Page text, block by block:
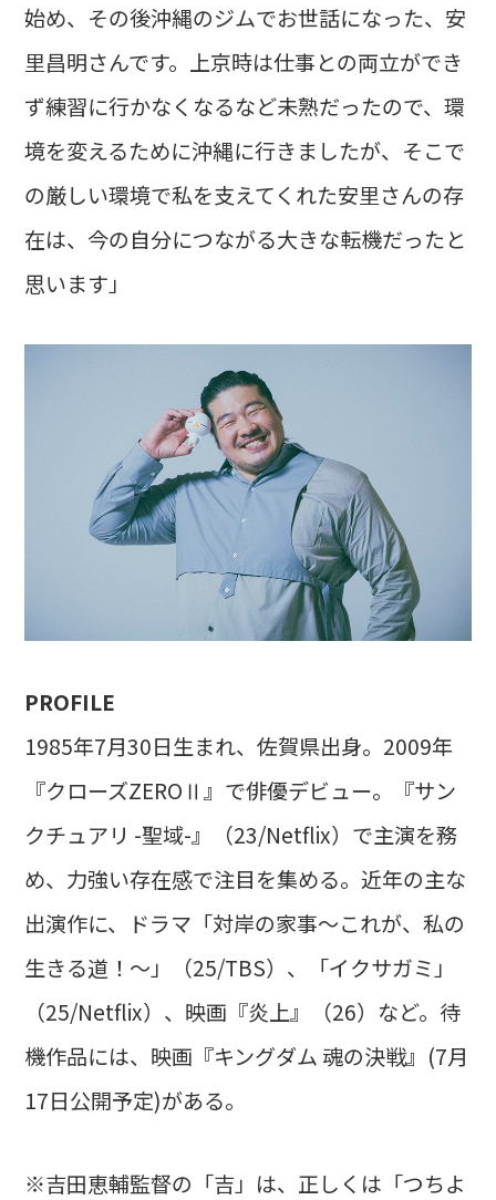
始め、その後沖縄のジムでお世話になった、安
里昌明さんです。上京時は仕事との両立ができ
ず練習に行かなくなるなど未熟だったので、環
境を変えるために沖縄に行きましたが、そこで
の厳しい環境で私を支えてくれた安里さんの存
在は、今の自分につながる大きな転機だったと
思います」
PROFILE
1985年7月30日生まれ、佐賀県出身。2009年
『クローズZEROⅡ』で俳優デビュー。『サン
クチュアリ -聖域-』（23/Netflix）で主演を務
め、力強い存在感で注目を集める。近年の主な
出演作に、ドラマ「対岸の家事〜これが、私の
生きる道！〜」（25/TBS）、「イクサガミ」
（25/Netflix）、映画『炎上』（26）など。待
機作品には、映画『キングダム 魂の決戦』(7月
17日公開予定)がある。
※吉田恵輔監督の「吉」は、正しくは「つちよ